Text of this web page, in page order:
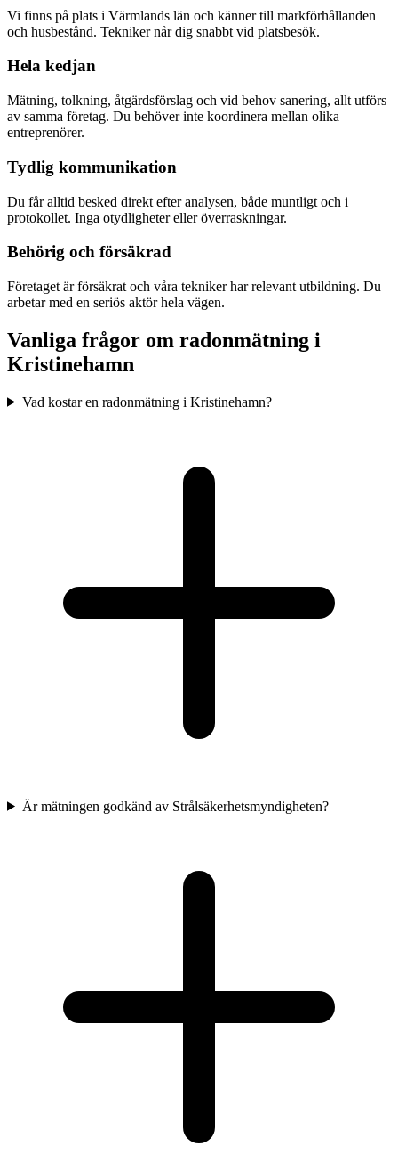
Vi finns på plats i Värmlands län och känner till markförhållanden
och husbestånd. Tekniker når dig snabbt vid platsbesök.
Hela kedjan
Mätning, tolkning, åtgärdsförslag och vid behov sanering, allt utförs
av samma företag. Du behöver inte koordinera mellan olika
entreprenörer.
Tydlig kommunikation
Du får alltid besked direkt efter analysen, både muntligt och i
protokollet. Inga otydligheter eller överraskningar.
Behörig och försäkrad
Företaget är försäkrat och våra tekniker har relevant utbildning. Du
arbetar med en seriös aktör hela vägen.
Vanliga frågor om radonmätning i
Kristinehamn
Vad kostar en radonmätning i Kristinehamn?
Är mätningen godkänd av Strålsäkerhetsmyndigheten?